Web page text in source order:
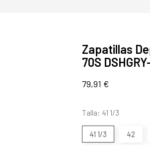
Zapatillas
70S
79,91 €
Talla: 41 1/3
41 1/3 42